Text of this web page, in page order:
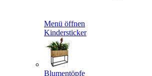
Menü öffnen
Kindersticker
Blumentöpfe